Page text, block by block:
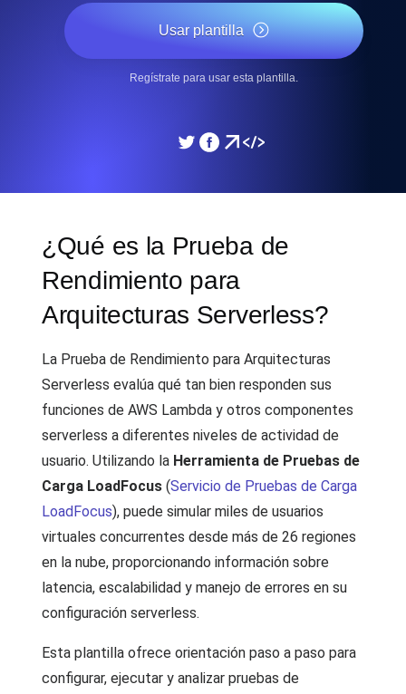
Usar plantilla
Regístrate para usar esta plantilla.
¿Qué es la Prueba de
Rendimiento para
Arquitecturas Serverless?
La Prueba de Rendimiento para Arquitecturas
Serverless evalúa qué tan bien responden sus
funciones de AWS Lambda y otros componentes
serverless a diferentes niveles de actividad de
usuario. Utilizando la Herramienta de Pruebas de
Carga LoadFocus (Servicio de Pruebas de Carga
LoadFocus), puede simular miles de usuarios
virtuales concurrentes desde más de 26 regiones
en la nube, proporcionando información sobre
latencia, escalabilidad y manejo de errores en su
configuración serverless.
Esta plantilla ofrece orientación paso a paso para
configurar, ejecutar y analizar pruebas de